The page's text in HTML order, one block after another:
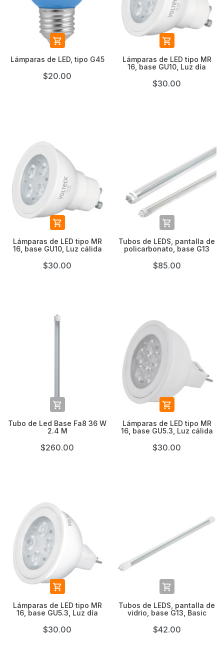

Lámparas de LED, tipo G45
$20.00

Lámparas de LED tipo MR
16, base GU10, Luz día
$30.00

Lámparas de LED tipo MR
16, base GU10, Luz cálida
$30.00

Tubos de LEDS, pantalla de
policarbonato, base G13
$85.00

Tubo de Led Base Fa8 36 W
2.4 M
$260.00

Lámparas de LED tipo MR
16, base GU5.3, Luz cálida
$30.00

Lámparas de LED tipo MR
16, base GU5.3, Luz día
$30.00

Tubos de LEDS, pantalla de
vidrio, base G13, Basic
$42.00